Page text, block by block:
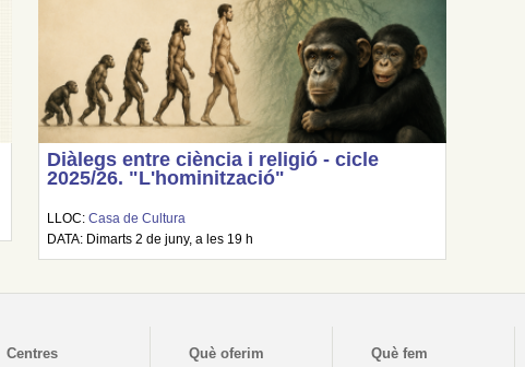
Diàlegs entre ciència i religió - cicle
2025/26. "L'hominització"
LLOC:Casa de Cultura
DATA: Dimarts 2 de juny, a les 19 h
Centres Què oferim Què fem